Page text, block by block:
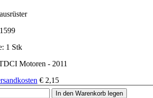
1 Stk
Motoren - 2011
€ 2,15
In den Warenkorb legen